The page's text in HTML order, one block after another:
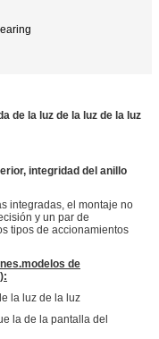
de la luz de la luz de la luz
integridad del anillo
integradas, el montaje no
y un par de
tipos de accionamientos
modelos de
la luz de la luz
la de la pantalla del